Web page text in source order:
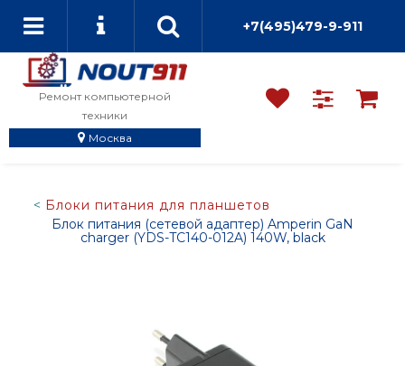
+7(495)479-9-911
Ремонт компьютерной
техники
Москва
Блоки питания для планшетов
Блок питания (сетевой адаптер) Amperin GaN
charger (YDS-TC140-012A) 140W, black